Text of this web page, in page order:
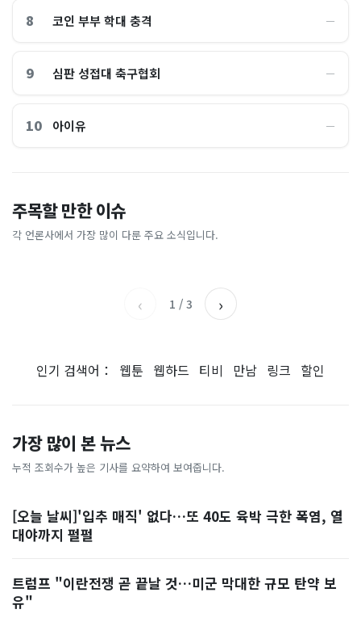
8 코인 부부 학대 충격 ―
9 심판 성접대 축구협회 ―
10 아이유 ―
주목할 만한 이슈
각 언론사에서 가장 많이 다룬 주요 소식입니다.
이 대통령 사관학교 통합 발언
에…“서울대 법대·충암고도
없애나”
채널A
라 출렁이는 日증시
아시아경제
총리 영상에 "대체 뭐냐" 발
칵‥日 배우도 "미친 짓"
실체, 은밀하게…[중국나라]
‹ 1 / 3 ›
인기 검색어： 웹툰 웹하드 티비 만남 링크 할인
가장 많이 본 뉴스
누적 조회수가 높은 기사를 요약하여 보여줍니다.
[오늘 날씨]'입추 매직' 없다…또 40도 육박 극한 폭염, 열
대야까지 펄펄
트럼프 "이란전쟁 곧 끝날 것…미군 막대한 규모 탄약 보
유"